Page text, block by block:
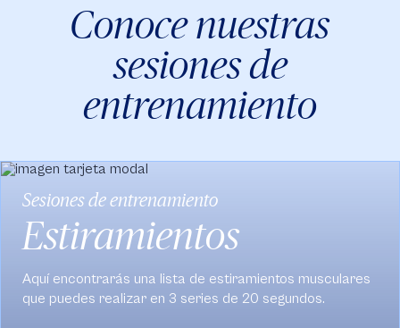
Conoce nuestras
sesiones de
entrenamiento
de entrenamiento
una lista de estiramientos musculares
realizar en 3 series de 20 segundos.